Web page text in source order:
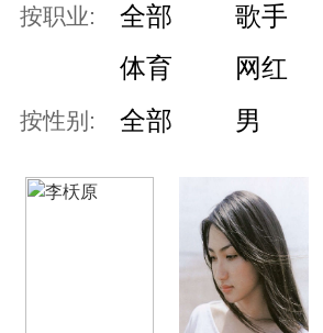
按职业: 全部 歌手
体育
网红
按性别: 全部 男